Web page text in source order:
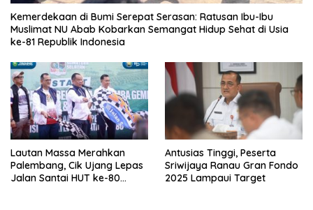
Kemerdekaan di Bumi Serepat Serasan: Ratusan Ibu-Ibu
Muslimat NU Abab Kobarkan Semangat Hidup Sehat di Usia
ke-81 Republik Indonesia
Lautan Massa Merahkan
Palembang, Cik Ujang Lepas
Jalan Santai HUT ke-80
Antusias Tinggi, Peserta
Sriwijaya Ranau Gran Fondo
2025 Lampaui Target